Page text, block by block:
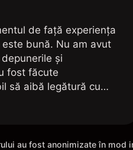
de față experiența
bună. Nu am avut
și
fost făcute
să aibă legătură cu
cont de Revolut.
au fost anonimizate în mod